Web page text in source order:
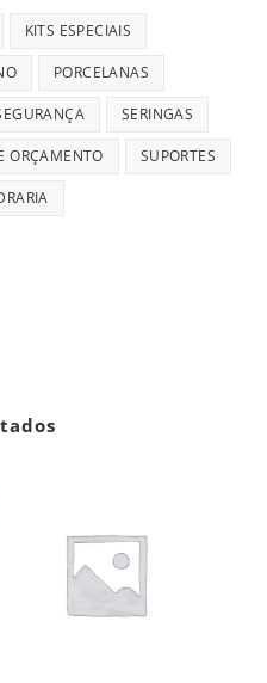
KITS ESPECIAIS
PORCELANAS
SERINGAS
ORÇAMENTO SUPORTES